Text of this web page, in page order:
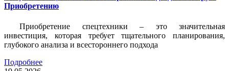
Приобретению
Приобретение спецтехники – это значительная
инвестиция, которая требует тщательного планирования,
глубокого анализа и всестороннего подхода
Подробнее